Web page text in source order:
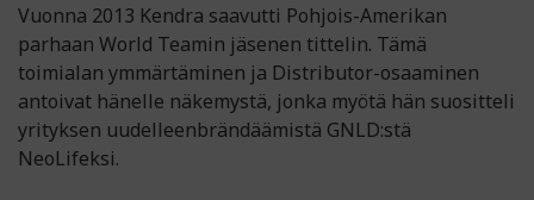
Vuonna 2013 Kendra saavutti Pohjois-Amerikan
parhaan World Teamin jäsenen tittelin. Tämä
toimialan ymmärtäminen ja Distributor-osaaminen
antoivat hänelle näkemystä, jonka myötä hän suositteli
yrityksen uudelleenbrändäämistä GNLD:stä
NeoLifeksi.